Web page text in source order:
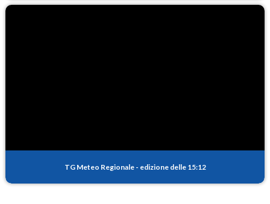
TG Meteo Regionale - edizione delle 15:12